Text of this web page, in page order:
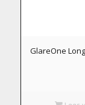
GlareOne